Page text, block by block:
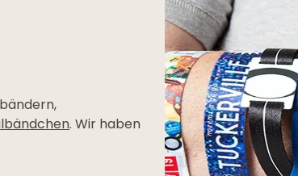
. Wir haben